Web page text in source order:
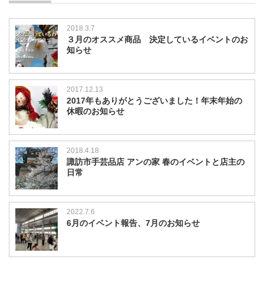
2018.3.7
３月のオススメ商品 決定しているイベントのお
知らせ
2017.12.13
2017年もありがとうございました！年末年始の
休暇のお知らせ
2018.4.18
諏訪市手芸品店 アンの家 春のイベントと店主の
日常
2022.7.6
6月のイベント報告、7月のお知らせ